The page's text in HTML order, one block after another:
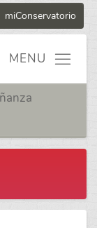
miConservatorio